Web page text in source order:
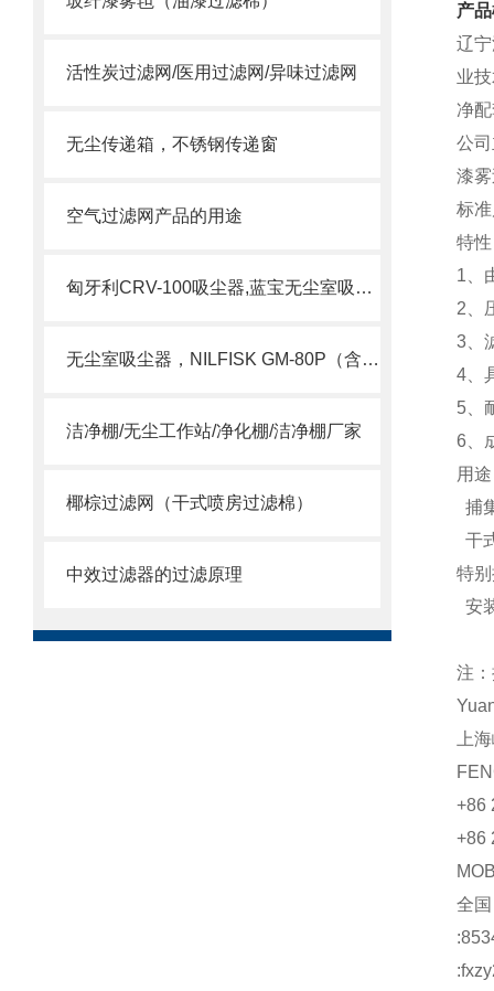
活性炭过滤网/医用过滤网/异味过滤网
无尘传递箱，不锈钢传递窗
空气过滤网产品的用途
匈牙利CRV-100吸尘器,蓝宝无尘室吸尘器
无尘室吸尘器，NILFISK GM-80P（含HEPA）
洁净棚/无尘工作站/净化棚/洁净棚厂家
椰棕过滤网（干式喷房过滤棉）
中效过滤器的过滤原理
产
辽
业
净
公
漆
标
特
1、
2、
3、
4、
5、
6、
用
捕
干
特
安
注
上
+86
+86
全